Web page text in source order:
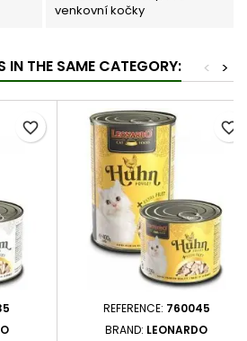
venkovní kočky
IN THE SAME CATEGORY: >
<
favorite_border
REFERENCE: 760045
BRAND: LEONARDO
favorite_border